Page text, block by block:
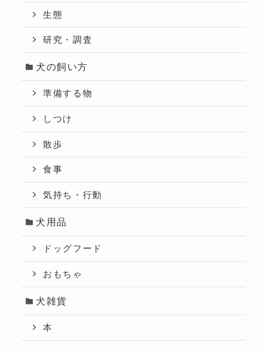
生態
研究・調査
犬の飼い方
準備する物
しつけ
散歩
食事
気持ち・行動
犬用品
ドッグフード
おもちゃ
犬雑貨
本